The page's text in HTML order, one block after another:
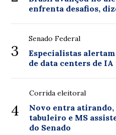
enfrenta desafios,
3
Senado Federal
Especialistas
de data centers de
4
Corrida eleitoral
Novo entra
tabuleiro e MS
do Senado